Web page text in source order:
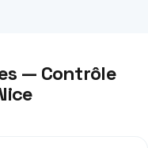
— Contrôle